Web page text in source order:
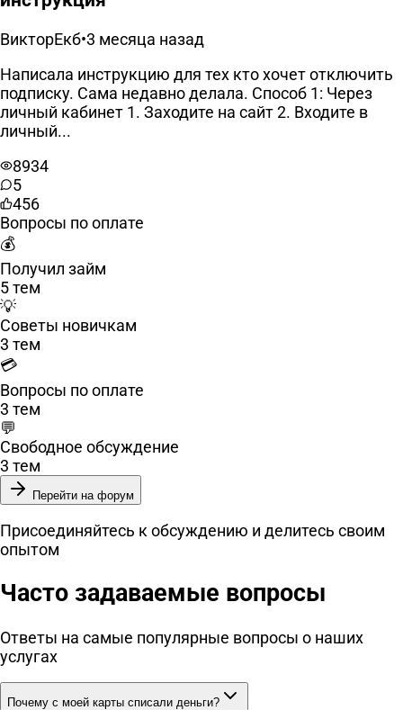
ВикторЕкб•3 месяца назад
Написала инструкцию для тех кто хочет отключить
подписку. Сама недавно делала. Способ 1: Через
личный кабинет 1. Заходите на сайт 2. Входите в
личный...
8934
5
456
Вопросы по оплате
💰
Получил займ
5 тем
💡
Советы новичкам
3 тем
💳
Вопросы по оплате
3 тем
💬
Свободное обсуждение
3 тем
Перейти на форум
Присоединяйтесь к обсуждению и делитесь своим
опытом
Часто задаваемые вопросы
Ответы на самые популярные вопросы о наших
услугах
Почему с моей карты списали деньги?